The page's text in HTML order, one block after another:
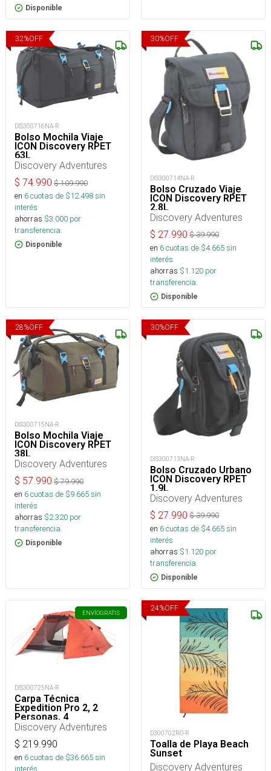
Disponible
32%OFF
DIS300716NA-R
Bolso Mochila Viaje
ICON Discovery RPET
63L
Discovery Adventures
$ 74.990 $109.990
en 6cuotas de $12.498sin
interés
ahorras $3.000 por
transferencia.
Disponible
30%OFF
DIS300714NA-R
Bolso Cruzado Viaje
ICON Discovery RPET
2,8L
Discovery Adventures
$ 27.990 $39.990
en 6cuotas de $4.665sin
interés
ahorras $1.120 por
transferencia.
Disponible
28%OFF
DIS300715NA-R
Bolso Mochila Viaje
ICON Discovery RPET
38L
Discovery Adventures
$ 57.990 $79.990
en 6cuotas de $9.665sin
interés
ahorras $2.320 por
transferencia.
Disponible
30%OFF
DIS300713NA-R
Bolso Cruzado Urbano
ICON Discovery RPET
1,9L
Discovery Adventures
$ 27.990 $39.990
en 6cuotas de $4.665sin
interés
ahorras $1.120 por
transferencia.
Disponible
ENVÍOGRATIS
DIS300725NA-R
Carpa Técnica
Expedition Pro 2, 2
Personas, 4
Estaciones 5000mm
Discovery Adventures
$ 219.990
en 6cuotas de $36.665sin
interés
24%OFF
D300702RO-R
Toalla de Playa Beach
Sunset
Discovery Adventures